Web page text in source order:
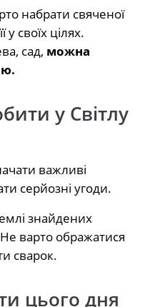
набрати свяченої
у своїх цілях.
сад, можна
у Світлу
важливі
серйозні угоди.
знайдених
варто ображатися
сварок.
цього дня